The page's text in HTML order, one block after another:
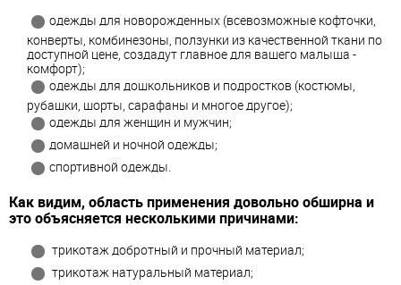
одежды для новорожденных (всевозможные кофточки,
конверты, комбинезоны, ползунки из качественной ткани по
доступной цене, создадут главное для вашего малыша -
комфорт);
одежды для дошкольников и подростков (костюмы,
рубашки, шорты, сарафаны и многое другое);
одежды для женщин и мужчин;
домашней и ночной одежды;
спортивной одежды.
Как видим, область применения довольно обширна и
это объясняется несколькими причинами:
трикотаж добротный и прочный материал;
трикотаж натуральный материал;